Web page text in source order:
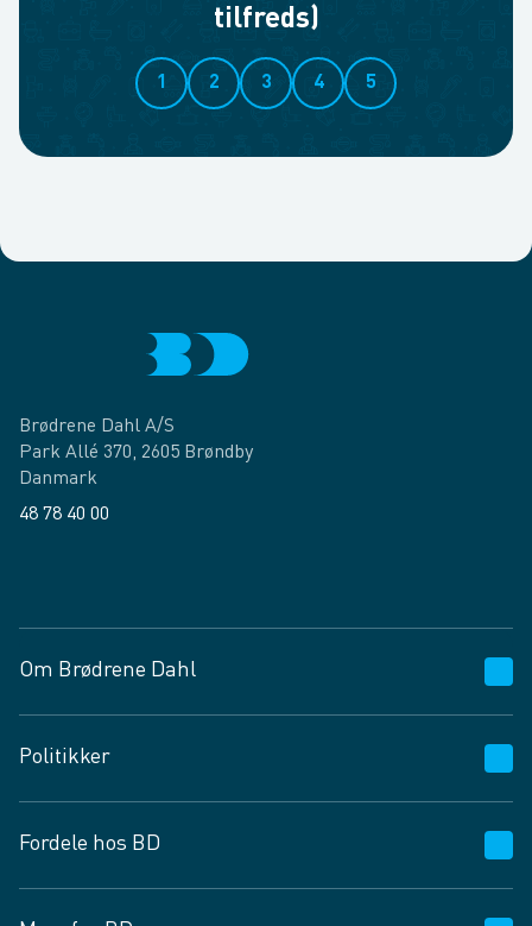
tilfreds)
1 2 3 4 5
Brødrene Dahl A/S
Park Allé 370, 2605 Brøndby
Danmark
48 78 40 00
Om Brødrene Dahl
Vagttelefon 30 10 89 89
Spørgsmål og svar
Job og karriere
Fødevarekontrolrapport
Politikker
Privatlivspolitik
Cookies
Fordele hos BD